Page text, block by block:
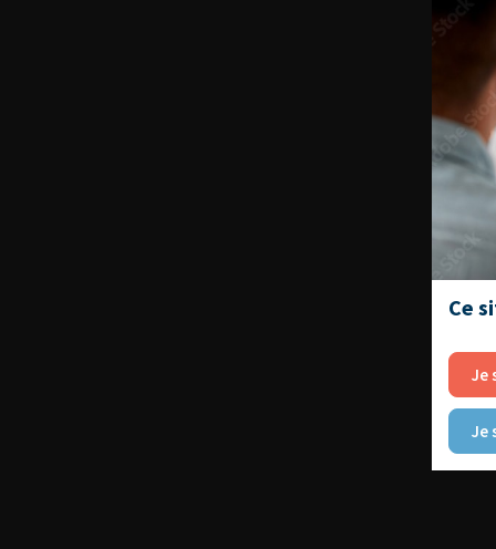
Ce
Je
Je